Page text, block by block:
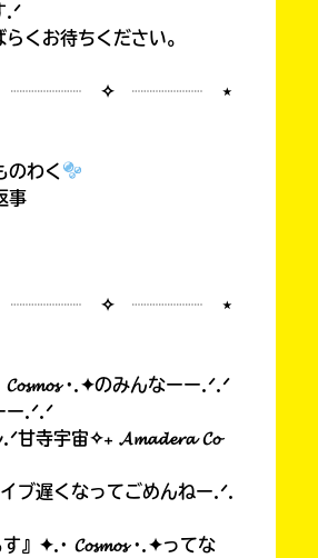
.ᐟ
くお待ちください。
┈┈┈┈ ✧ ┈┈┈┈ ⋆
のわく
事
┈┈┈┈ ✧ ┈┈┈┈ ⋆
𝓒𝓸𝓼𝓶𝓸𝓼 ·.✦のみんなーー.ᐟ.ᐟ
ー.ᐟ.ᐟ
甘寺宇宙✧₊ 𝓐𝓶𝓪𝓭𝓮𝓻𝓪 𝓒𝓸
ブ遅くなってごめんねー.ᐟ.
す』✦.· 𝓒𝓸𝓼𝓶𝓸𝓼 ·.✦ってな